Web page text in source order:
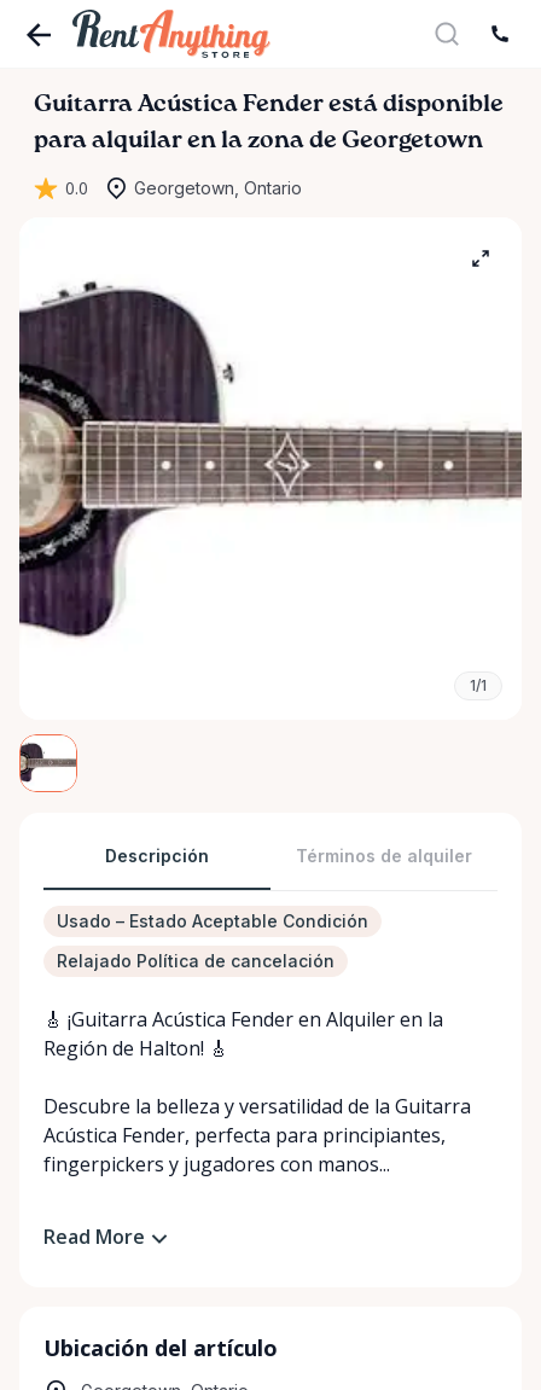
Guitarra Acústica Fender está disponible
para alquilar en la zona de Georgetown
0.0 Georgetown, Ontario
1/1
Descripción Términos de alquiler
Usado – Estado Aceptable Condición
Relajado Política de cancelación
🎸 ¡Guitarra Acústica Fender en Alquiler en la
Región de Halton! 🎸
Descubre la belleza y versatilidad de la Guitarra
Acústica Fender, perfecta para principiantes,
fingerpickers y jugadores con manos...
Read More
Ubicación del artículo